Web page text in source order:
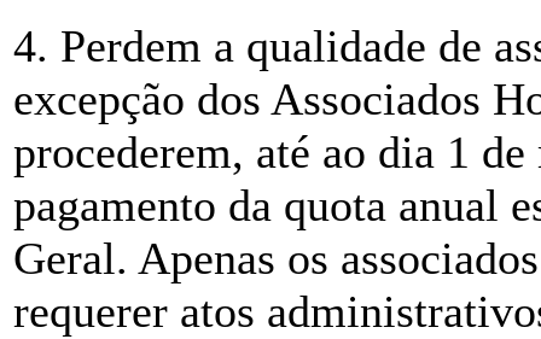
4. Perdem a qualidade de
excepção dos Associados
procederem, até ao dia 1
pagamento da quota anual
Geral. Apenas os
requerer atos